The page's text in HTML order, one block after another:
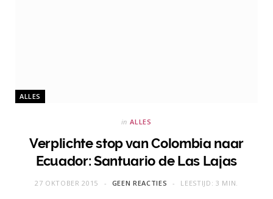
ALLES
in ALLES
Verplichte stop van Colombia naar
Ecuador: Santuario de Las Lajas
27 OKTOBER 2015 GEEN REACTIES LEESTIJD: 3 MIN.